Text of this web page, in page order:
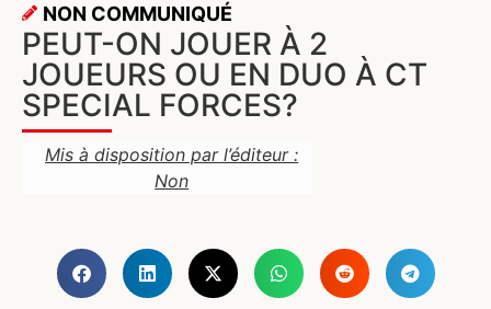
NON COMMUNIQUÉ
PEUT-ON JOUER À 2
JOUEURS OU EN DUO À CT
SPECIAL FORCES?
Mis à disposition par l’éditeur :
Non